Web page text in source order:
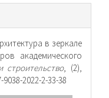
в зеркале
академического
строительство, (2),
2022-2-33-38